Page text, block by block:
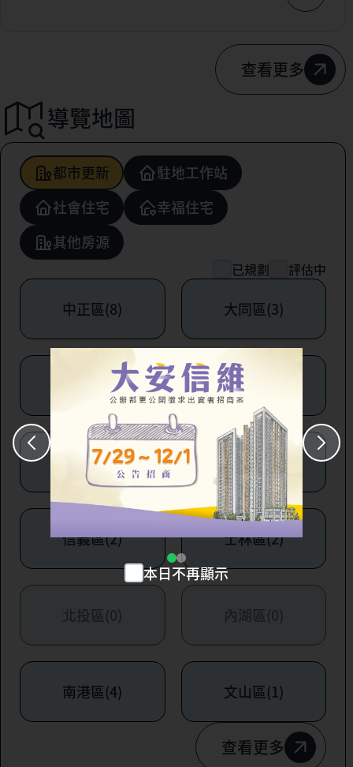
查看更多
導覽地圖
都市更新
駐地工作站
社會住宅
幸福住宅
其他房源
已規劃 評估中
中正區(8) 大同區(3)
中山區(6) 松山區(1)
大安區(7) 萬華區(1)
信義區(2) 士林區(2)
北投區(0) 內湖區(0)
南港區(4) 文山區(1)
查看更多
本日不再顯示